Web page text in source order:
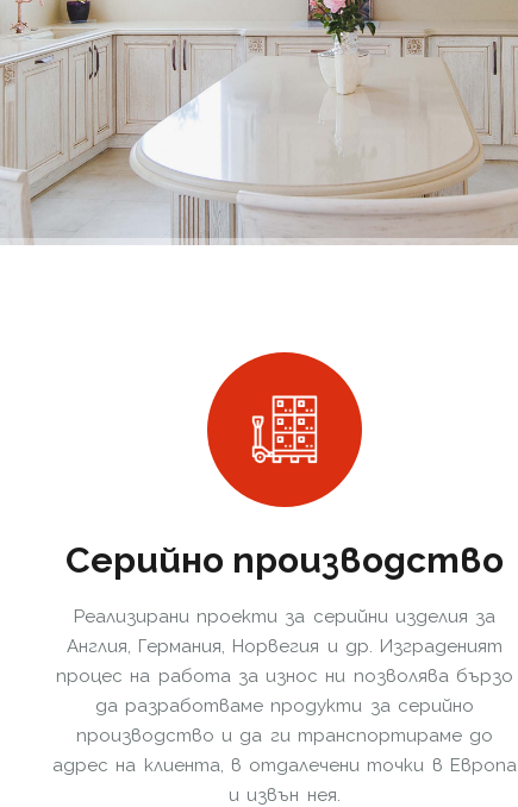
Серийно производство
Реализирани проекти за серийни изделия за
Англия, Германия, Норвегия и др. Изграденият
процес на работа за износ ни позволява бързо
да разработваме продукти за серийно
производство и да ги транспортираме до
адрес на клиента, в отдалечени точки в Европа
и извън нея.